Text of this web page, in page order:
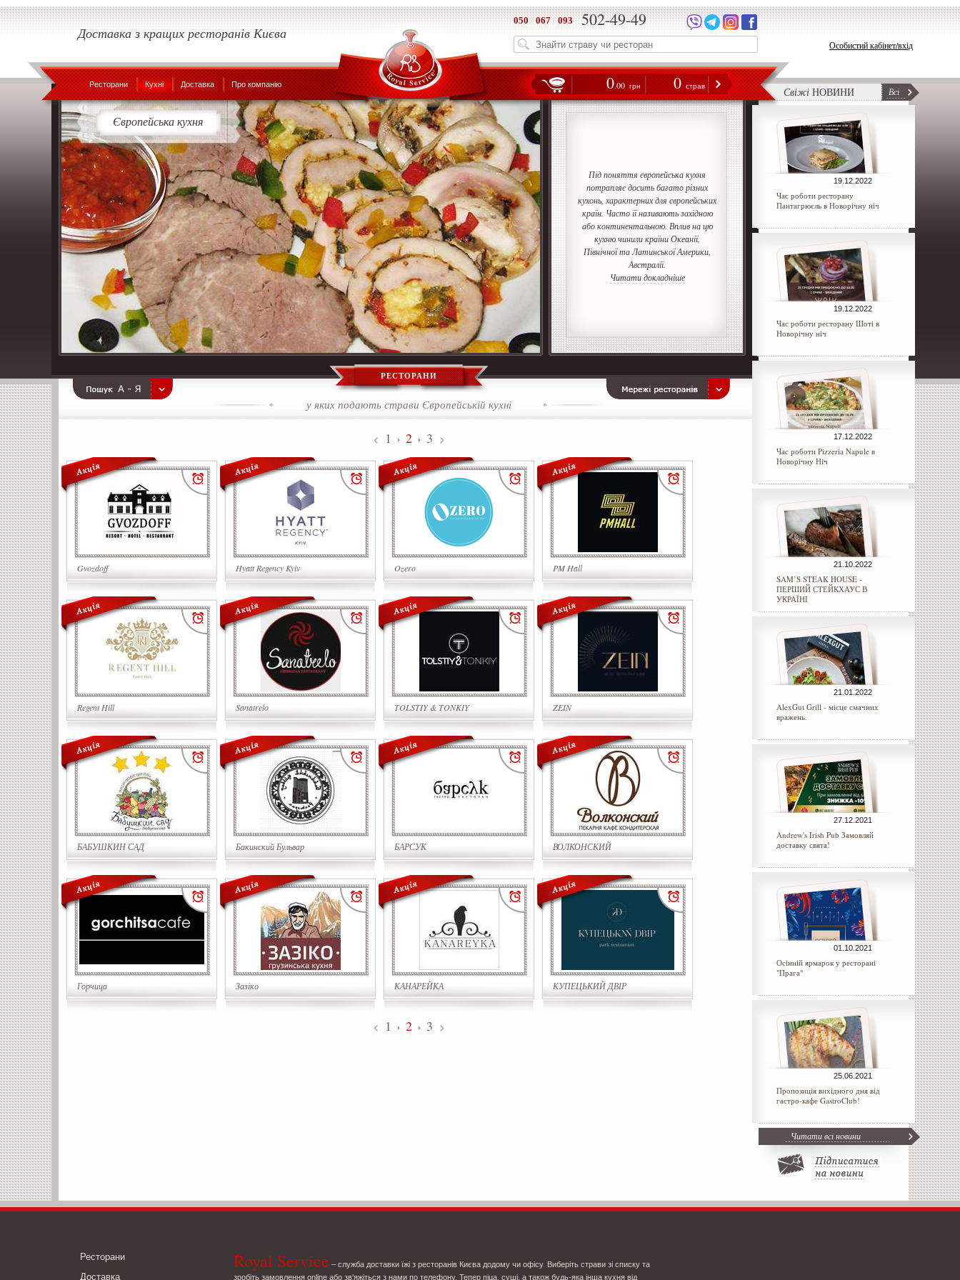
Особистий кабінет/вхід
Доставка з кращих ресторанів Києва
050/ 067 /093 502-49-49
Ресторани Кухні Доставка Про компанію 0.00 грн 0 страв
Європейська кухня
Під поняття європейська кухня
потрапляє досить багато різних
кухонь, характерних для європейських
країн. Часто її називають західною
або континентальною. Вплив на цю
кухню чинили країни Океанії,
Північної та Латинської Америки,
Австралії.
Читати докладніше
РЕСТОРАНИ
у яких подають страви Європейській кухні
1 2 3
Gvozdoff Hyatt Regency Kyiv Ozero PM Hall
Regent Hill Sanatrelo TOLSTIY & TONKIY ZEIN
БАБУШКИН САД Бакинский Бульвар БАРСУК ВОЛКОНСКИЙ
Горчица Зазіко КАНАРЕЙКА КУПЕЦЬКИЙ ДВІР
1 2 3
Свіжі НОВИНИ Всі
19.12.2022
Час роботи ресторану
Пантагрюєль в Новорічну ніч
19.12.2022
Час роботи ресторану Шоті в
Новорічну ніч
17.12.2022
Час роботи Pizzeria Napule в
Новорічну Ніч
21.10.2022
SAM’S STEAK HOUSE -
ПЕРШИЙ СТЕЙКХАУС В
УКРАЇНІ
21.01.2022
AlexGut Grill - місце смачних
вражень.
27.12.2021
Andrew's Irish Pub Замовляй
доставку свята!
01.10.2021
Осінній ярмарок у ресторані
"Прага"
25.06.2021
Пропозиція вихідного дня від
гастро-кафе GastroClub!
Читати всі новини
Ресторани
Доставка
Royal Service – служба доставки їжі з ресторанів Києва додому чи офісу. Виберіть страви зі списку та
зробіть замовлення online або зв'яжіться з нами по телефону. Тепер піца, суші, а також будь-яка інша кухня від